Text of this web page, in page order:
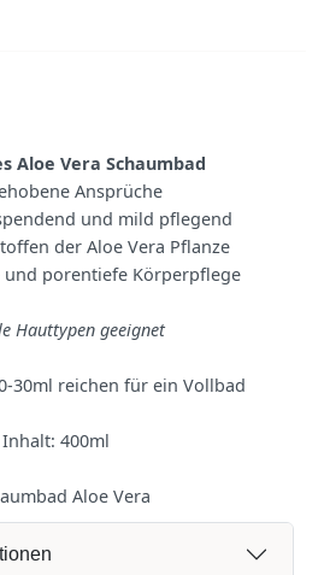
Aloe Vera Schaumbad
Ansprüche
und mild pflegend
der Aloe Vera Pflanze
porentiefe Körperpflege
Hauttypen geeignet
30ml reichen für ein Vollbad
Inhalt: 400ml
Aloe Vera